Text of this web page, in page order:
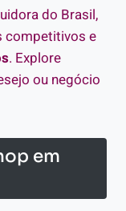
do Brasil,
competitivos e
. Explore
ou negócio
em